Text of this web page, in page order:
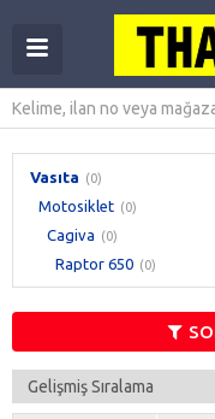
Vasıta (0)
Motosiklet (0)
Cagiva (0)
Raptor 650 (0)